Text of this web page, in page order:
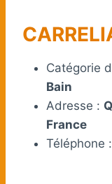
Catégorie
Bain
Adresse :
France
Téléphone :